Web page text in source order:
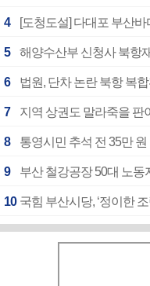
4 [도청도설] 다대포 부산바
5 해양수산부 신청사 북항
6 법원, 단차 논란 북항 복
7 지역 상권도 말라죽을
8 통영시민 추석 전 35만
9 부산 철강공장 50대 노동
10